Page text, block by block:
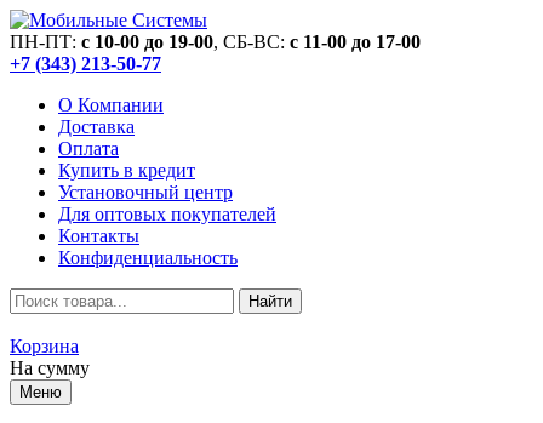
ПН-ПТ: c 10-00 до 19-00, СБ-ВС: c 11-00 до 17-00
+7 (343) 213-50-77
О Компании
Доставка
Оплата
Купить в кредит
Установочный центр
Для оптовых покупателей
Контакты
Конфиденциальность
Найти
Корзина
На сумму
Меню